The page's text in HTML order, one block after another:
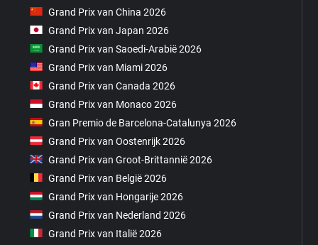
Grand Prix van China 2026
Grand Prix van Japan 2026
Grand Prix van Saoedi-Arabië 2026
Grand Prix van Miami 2026
Grand Prix van Canada 2026
Grand Prix van Monaco 2026
Gran Premio de Barcelona-Catalunya 2026
Grand Prix van Oostenrijk 2026
Grand Prix van Groot-Brittannië 2026
Grand Prix van België 2026
Grand Prix van Hongarije 2026
Grand Prix van Nederland 2026
Grand Prix van Italië 2026